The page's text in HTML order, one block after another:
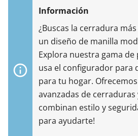
¿Buscas la cerradura
un diseño de manilla
Explora nuestra gama de
usa el configurador para
para tu hogar.
avanzadas de
combinan estilo y
para ayudarte!